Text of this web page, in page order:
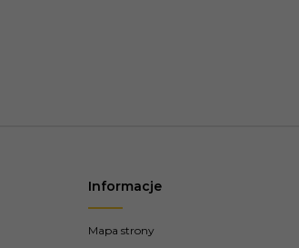
Informacje
Mapa strony